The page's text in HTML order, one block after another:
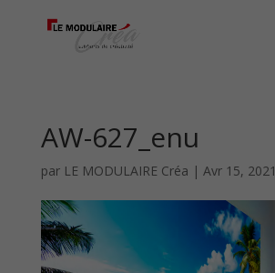
AW-627_enu
par LE MODULAIRE Créa | Avr 15, 2021